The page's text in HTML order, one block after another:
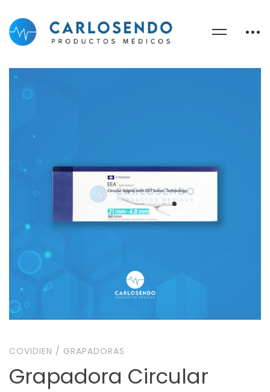
COVIDIEN / GRAPADORAS
Grapadora Circular